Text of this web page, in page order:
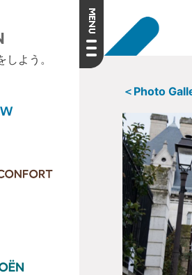
よう。
＜Photo